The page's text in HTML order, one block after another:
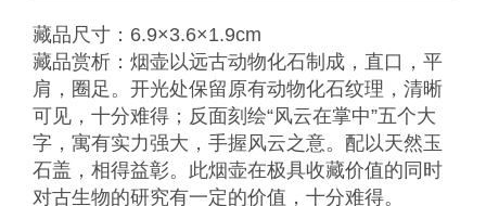
藏品尺寸：6.9×3.6×1.9cm
藏品赏析：烟壶以远古动物化石制成，直口，平
肩，圈足。开光处保留原有动物化石纹理，清晰
可见，十分难得；反面刻绘“风云在掌中”五个大
字，寓有实力强大，手握风云之意。配以天然玉
石盖，相得益彰。此烟壶在极具收藏价值的同时
对古生物的研究有一定的价值，十分难得。